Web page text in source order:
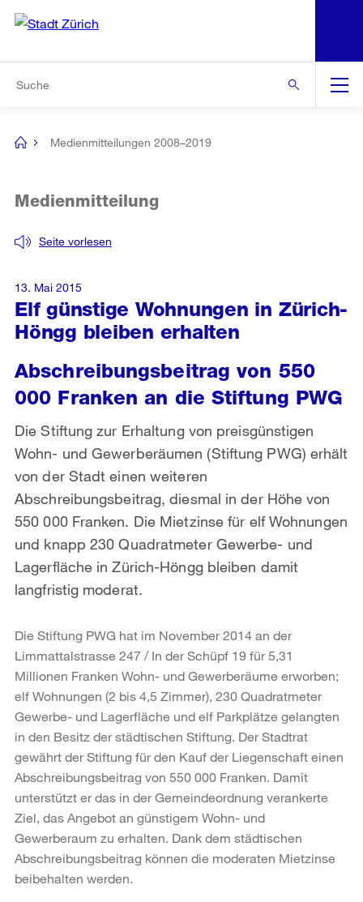
Navigation
[no
Medienmitteilungen 2008–2019
Elf günstige Wohnungen in Zürich-
Höngg bleiben erhalten
Seite vorlesen
Medienmitteilung
Abschreibungsbeitrag von 550
000 Franken an die Stiftung PWG
Die Stiftung zur Erhaltung von preisgünstigen
Wohn- und Gewerberäumen (Stiftung PWG) erhält
von der Stadt einen weiteren
Abschreibungsbeitrag, diesmal in der Höhe von
550 000 Franken. Die Mietzinse für elf Wohnungen
und knapp 230 Quadratmeter Gewerbe- und
Lagerfläche in Zürich-Höngg bleiben damit
langfristig moderat.
13. Mai 2015
Die Stiftung PWG hat im November 2014 an der
Limmattalstrasse 247 / In der Schüpf 19 für 5,31
Millionen Franken Wohn- und Gewerberäume erworben;
elf Wohnungen (2 bis 4,5 Zimmer), 230 Quadratmeter
Gewerbe- und Lagerfläche und elf Parkplätze gelangten
in den Besitz der städtischen Stiftung. Der Stadtrat
gewährt der Stiftung für den Kauf der Liegenschaft einen
Abschreibungsbeitrag von 550 000 Franken. Damit
unterstützt er das in der Gemeindeordnung verankerte
Ziel, das Angebot an günstigem Wohn- und
Gewerberaum zu erhalten. Dank dem städtischen
Abschreibungsbeitrag können die moderaten Mietzinse
beibehalten werden.